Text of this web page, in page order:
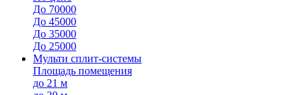
До 70000
До 45000
До 35000
До 25000
Мульти сплит-системы
Площадь помещения
до 21 м